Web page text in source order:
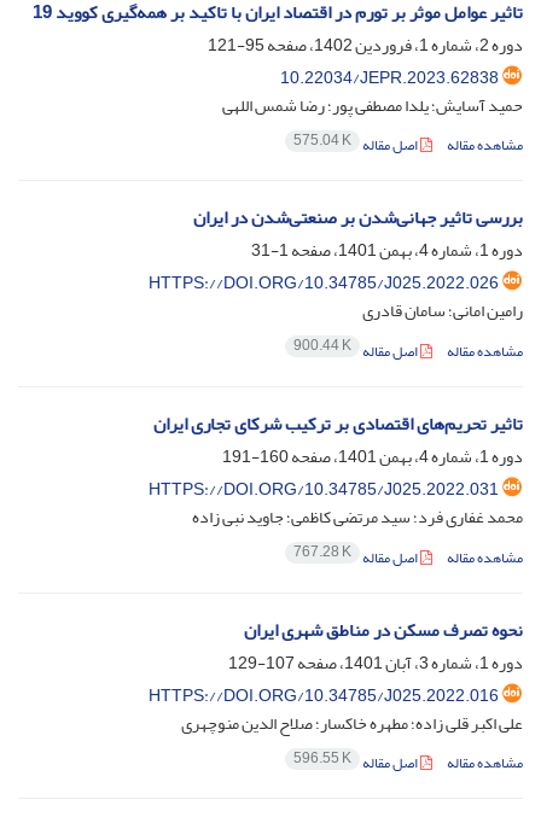
تاثیر عوامل موثر بر تورم در اقتصاد ایران با تاکید بر همه‌گیری کووید 19
دوره 2، شماره 1، فروردین 1402، صفحه
95-121
10.22034/JEPR.2023.62838
حمید آسایش؛ یلدا مصطفی پور؛ رضا شمس اللهی
مشاهده مقاله اصل مقاله 575.04 K
بررسی تاثیر جهانی‌شدن بر صنعتی‌شدن در ایران
دوره 1، شماره 4، بهمن 1401، صفحه
1-31
HTTPS://DOI.ORG/10.34785/J025.2022.026
رامین امانی؛ سامان قادری
مشاهده مقاله اصل مقاله 900.44 K
تاثیر تحریم‌های اقتصادی بر ترکیب شرکای تجاری ایران
دوره 1، شماره 4، بهمن 1401، صفحه
160-191
HTTPS://DOI.ORG/10.34785/J025.2022.031
محمد غفاری فرد؛ سید مرتضی کاظمی؛ جاوید نبی زاده
مشاهده مقاله اصل مقاله 767.28 K
نحوه تصرف مسکن در مناطق شهری ایران
دوره 1، شماره 3، آبان 1401، صفحه
107-129
HTTPS://DOI.ORG/10.34785/J025.2022.016
علی اکبر قلی زاده؛ مطهره خاکسار؛ صلاح الدین منوچهری
مشاهده مقاله اصل مقاله 596.55 K